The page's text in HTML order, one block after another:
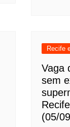
Recife
Vaga
sem
(05/